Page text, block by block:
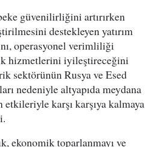
güvenilirliğini artırırken
destekleyen yatırım
operasyonel verimliliği
hizmetlerini iyileştireceğini
sektörünün Rusya ve Esed
nedeniyle altyapıda meydana
etkileriyle karşı karşıya kalmaya
ekonomik toparlanmayı ve